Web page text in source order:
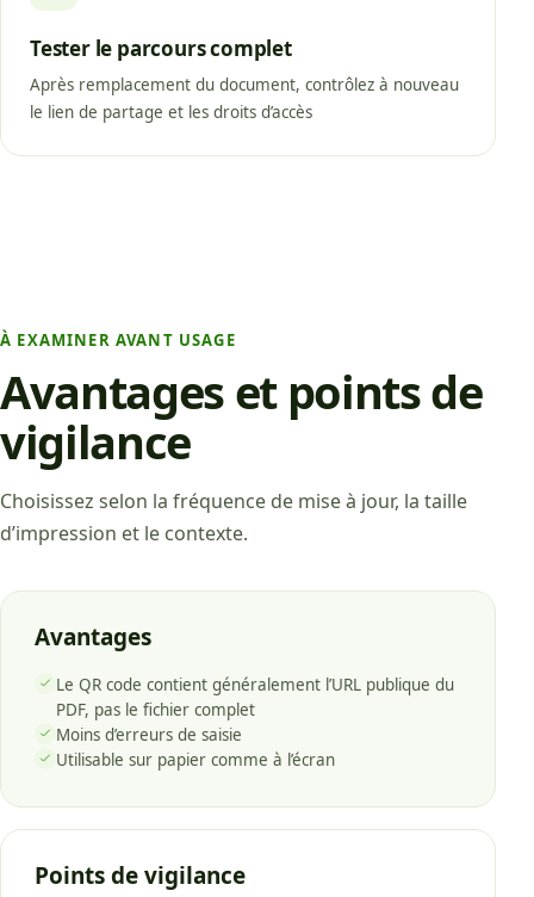
Tester le parcours complet
Après remplacement du document, contrôlez à nouveau
le lien de partage et les droits d’accès
À EXAMINER AVANT USAGE
Avantages et points de
vigilance
Choisissez selon la fréquence de mise à jour, la taille
d’impression et le contexte.
Avantages
Le QR code contient généralement l’URL publique du
PDF, pas le fichier complet
Moins d’erreurs de saisie
Utilisable sur papier comme à l’écran
Points de vigilance